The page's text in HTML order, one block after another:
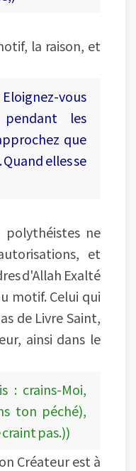
la raison, et
vous
les
que
elles se
ne
et
d'Allah Exalté
motif. Celui qui
de Livre Saint,
ainsi dans le
: crains-Moi,
ton péché),
craint pas.))
Créateur est à